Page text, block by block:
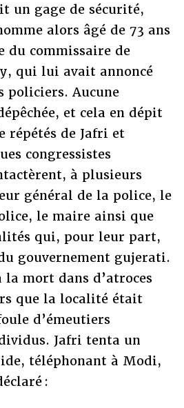
un gage de sécurité,
alors âgé de 73 ans
du commissaire de
qui lui avait annoncé
policiers. Aucune
et cela en dépit
répétés de Jafri et
congressistes
à plusieurs
général de la police, le
le maire ainsi que
qui, pour leur part,
gouvernement gujerati.
mort dans d’atroces
que la localité était
d’émeutiers
Jafri tenta un
téléphonant à Modi,
: